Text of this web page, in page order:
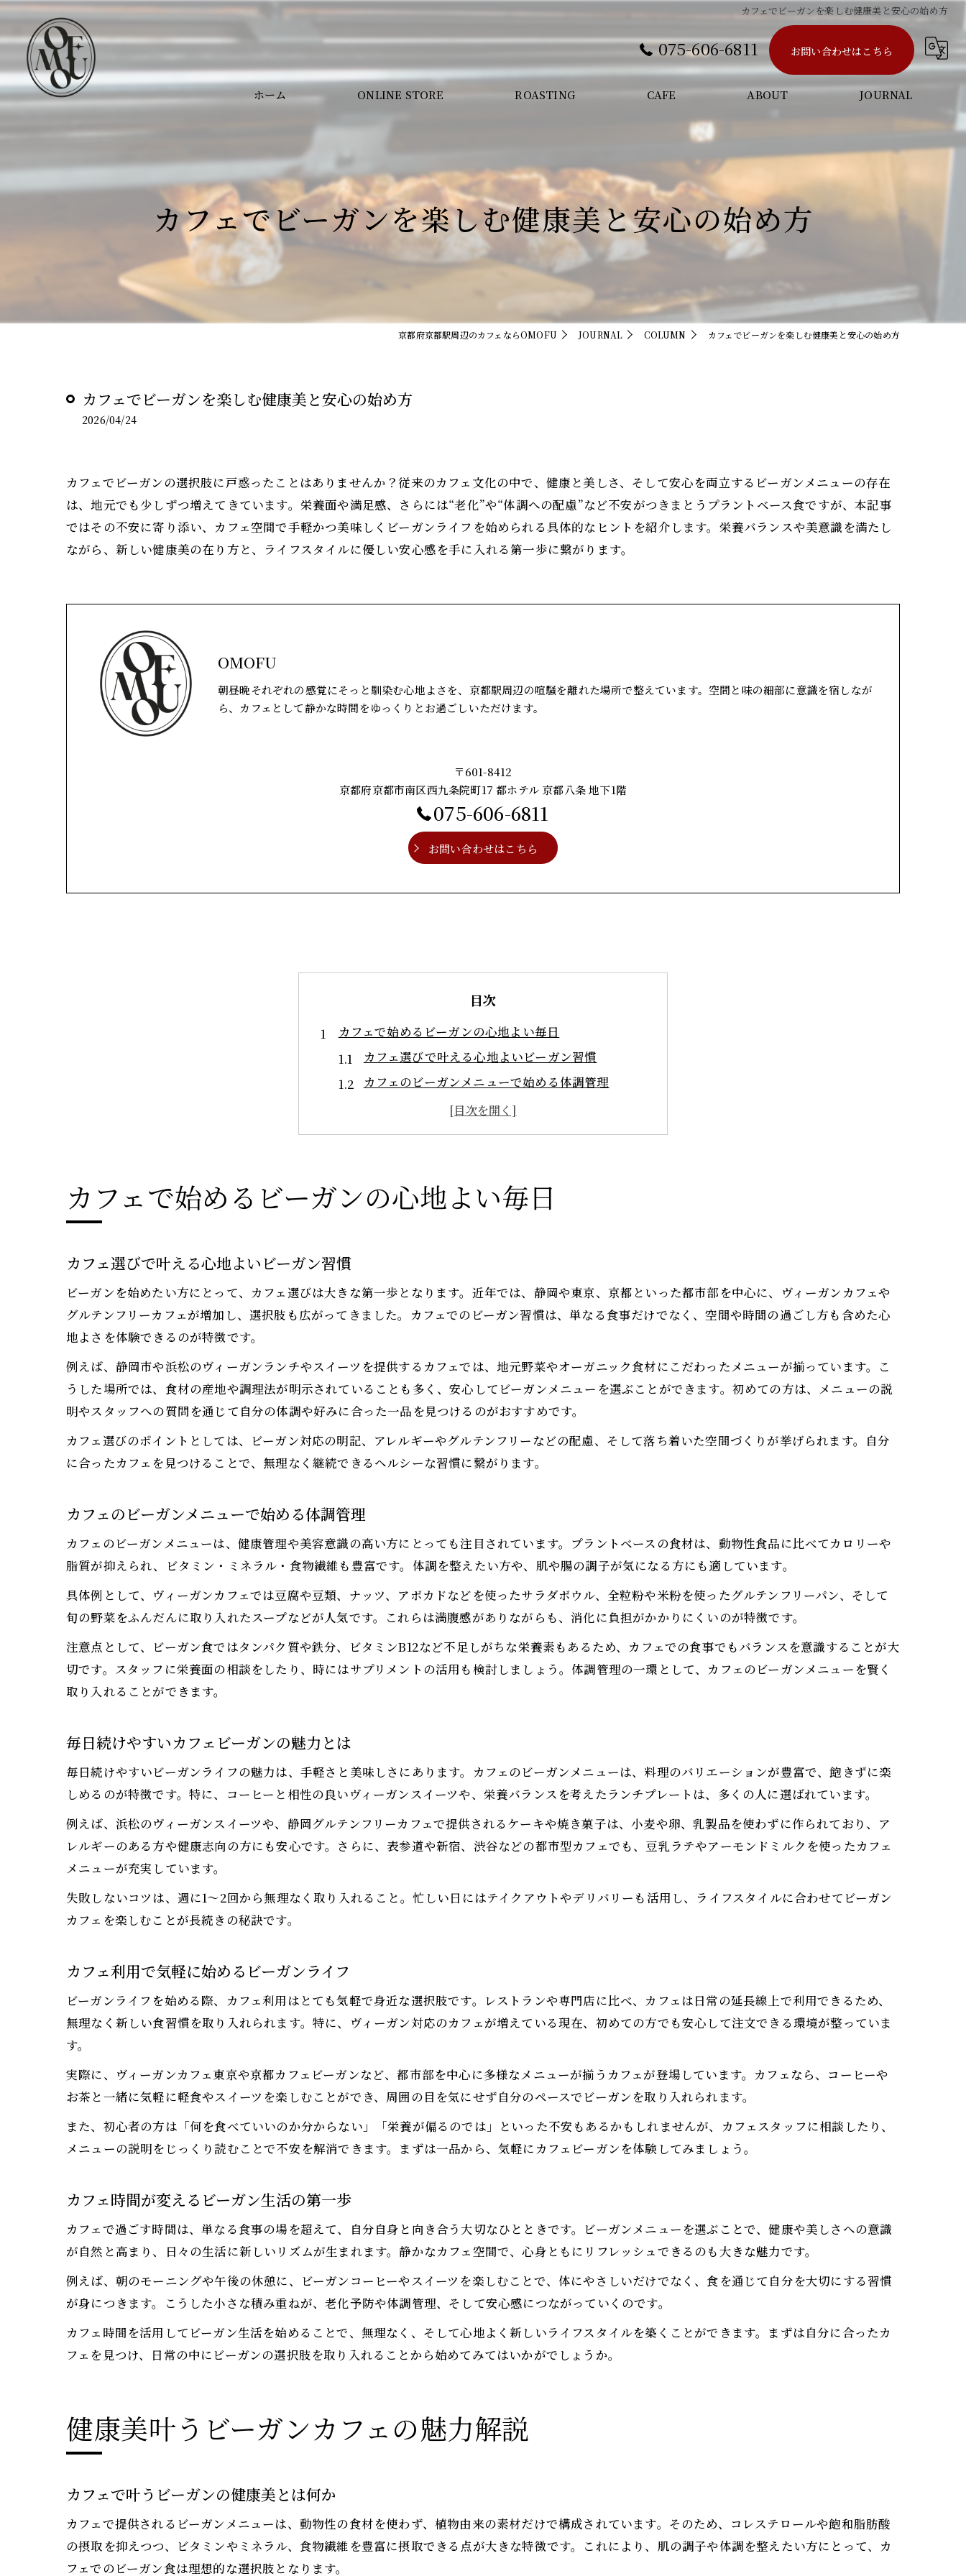
カフェでビーガンを楽しむ健康美と安心の始め方
075-606-6811 お問い合わせはこちら
ホーム ONLINE STORE ROASTING CAFE ABOUT
アクセス
JOURNAL
GALLERY
カフェでビーガンを楽しむ健康美と安心の始め方
京都府京都駅周辺のカフェならOMOFU JOURNAL COLUMN カフェでビーガンを楽しむ健康美と安心の始め方
カフェでビーガンを楽しむ健康美と安心の始め方
2026/04/24
カフェでビーガンの選択肢に戸惑ったことはありませんか？従来のカフェ文化の中で、健康と美しさ、そして安心を両立するビーガンメニューの存在
は、地元でも少しずつ増えてきています。栄養面や満足感、さらには“老化”や“体調への配慮”など不安がつきまとうプラントベース食ですが、本記事
ではその不安に寄り添い、カフェ空間で手軽かつ美味しくビーガンライフを始められる具体的なヒントを紹介します。栄養バランスや美意識を満たし
ながら、新しい健康美の在り方と、ライフスタイルに優しい安心感を手に入れる第一歩に繋がります。
OMOFU
朝昼晩それぞれの感覚にそっと馴染む心地よさを、京都駅周辺の喧騒を離れた場所で整えています。空間と味の細部に意識を宿しなが
ら、カフェとして静かな時間をゆっくりとお過ごしいただけます。
〒601-8412
京都府京都市南区西九条院町17 都ホテル 京都八条 地下1階
075-606-6811
お問い合わせはこちら
目次
カフェで始めるビーガンの心地よい毎日
カフェ選びで叶える心地よいビーガン習慣
カフェのビーガンメニューで始める体調管理
毎日続けやすいカフェビーガンの魅力とは
カフェ利用で気軽に始めるビーガンライフ
健康美叶うビーガンカフェの魅力解説
カフェで叶うビーガンの健康美とは何か
カフェで楽しむビーガンが健康美を支える理由
カフェを活用した健康美意識の高め方
カフェ空間が広げるビーガンライフの可能性
カフェのビーガン体験で日常がどう変わるか
カフェ利用でライフスタイルに無理なくビーガン
カフェで叶える自分らしいビーガンの取り入れ方
カフェビーガンで得られる持続可能な日々
カフェで安心できるビーガンメニューの選び方
カフェのビーガン料理で栄養バランスを確保
カフェだからこそ安心して楽しめるビーガン食
カフェで学ぶビーガンの食材選びのコツ
カフェのビーガン食で老ける不安を解消するコツ
ビーガン楽しむコーヒータイムの工夫集
カフェのビーガンコーヒーで広がる味わい体験
カフェで始めるビーガンの心地よい毎日
カフェ選びで叶える心地よいビーガン習慣
ビーガンを始めたい方にとって、カフェ選びは大きな第一歩となります。近年では、静岡や東京、京都といった都市部を中心に、ヴィーガンカフェや
グルテンフリーカフェが増加し、選択肢も広がってきました。カフェでのビーガン習慣は、単なる食事だけでなく、空間や時間の過ごし方も含めた心
地よさを体験できるのが特徴です。
例えば、静岡市や浜松のヴィーガンランチやスイーツを提供するカフェでは、地元野菜やオーガニック食材にこだわったメニューが揃っています。こ
うした場所では、食材の産地や調理法が明示されていることも多く、安心してビーガンメニューを選ぶことができます。初めての方は、メニューの説
明やスタッフへの質問を通じて自分の体調や好みに合った一品を見つけるのがおすすめです。
カフェ選びのポイントとしては、ビーガン対応の明記、アレルギーやグルテンフリーなどの配慮、そして落ち着いた空間づくりが挙げられます。自分
に合ったカフェを見つけることで、無理なく継続できるヘルシーな習慣に繋がります。
カフェのビーガンメニューで始める体調管理
カフェのビーガンメニューは、健康管理や美容意識の高い方にとっても注目されています。プラントベースの食材は、動物性食品に比べてカロリーや
脂質が抑えられ、ビタミン・ミネラル・食物繊維も豊富です。体調を整えたい方や、肌や腸の調子が気になる方にも適しています。
具体例として、ヴィーガンカフェでは豆腐や豆類、ナッツ、アボカドなどを使ったサラダボウル、全粒粉や米粉を使ったグルテンフリーパン、そして
旬の野菜をふんだんに取り入れたスープなどが人気です。これらは満腹感がありながらも、消化に負担がかかりにくいのが特徴です。
注意点として、ビーガン食ではタンパク質や鉄分、ビタミンB12など不足しがちな栄養素もあるため、カフェでの食事でもバランスを意識することが大
切です。スタッフに栄養面の相談をしたり、時にはサプリメントの活用も検討しましょう。体調管理の一環として、カフェのビーガンメニューを賢く
取り入れることができます。
毎日続けやすいカフェビーガンの魅力とは
毎日続けやすいビーガンライフの魅力は、手軽さと美味しさにあります。カフェのビーガンメニューは、料理のバリエーションが豊富で、飽きずに楽
しめるのが特徴です。特に、コーヒーと相性の良いヴィーガンスイーツや、栄養バランスを考えたランチプレートは、多くの人に選ばれています。
例えば、浜松のヴィーガンスイーツや、静岡グルテンフリーカフェで提供されるケーキや焼き菓子は、小麦や卵、乳製品を使わずに作られており、ア
レルギーのある方や健康志向の方にも安心です。さらに、表参道や新宿、渋谷などの都市型カフェでも、豆乳ラテやアーモンドミルクを使ったカフェ
メニューが充実しています。
失敗しないコツは、週に1〜2回から無理なく取り入れること。忙しい日にはテイクアウトやデリバリーも活用し、ライフスタイルに合わせてビーガン
カフェを楽しむことが長続きの秘訣です。
カフェ利用で気軽に始めるビーガンライフ
ビーガンライフを始める際、カフェ利用はとても気軽で身近な選択肢です。レストランや専門店に比べ、カフェは日常の延長線上で利用できるため、
無理なく新しい食習慣を取り入れられます。特に、ヴィーガン対応のカフェが増えている現在、初めての方でも安心して注文できる環境が整っていま
す。
実際に、ヴィーガンカフェ東京や京都カフェビーガンなど、都市部を中心に多様なメニューが揃うカフェが登場しています。カフェなら、コーヒーや
お茶と一緒に気軽に軽食やスイーツを楽しむことができ、周囲の目を気にせず自分のペースでビーガンを取り入れられます。
また、初心者の方は「何を食べていいのか分からない」「栄養が偏るのでは」といった不安もあるかもしれませんが、カフェスタッフに相談したり、
メニューの説明をじっくり読むことで不安を解消できます。まずは一品から、気軽にカフェビーガンを体験してみましょう。
カフェ時間が変えるビーガン生活の第一歩
カフェで過ごす時間は、単なる食事の場を超えて、自分自身と向き合う大切なひとときです。ビーガンメニューを選ぶことで、健康や美しさへの意識
が自然と高まり、日々の生活に新しいリズムが生まれます。静かなカフェ空間で、心身ともにリフレッシュできるのも大きな魅力です。
例えば、朝のモーニングや午後の休憩に、ビーガンコーヒーやスイーツを楽しむことで、体にやさしいだけでなく、食を通じて自分を大切にする習慣
が身につきます。こうした小さな積み重ねが、老化予防や体調管理、そして安心感につながっていくのです。
カフェ時間を活用してビーガン生活を始めることで、無理なく、そして心地よく新しいライフスタイルを築くことができます。まずは自分に合ったカ
フェを見つけ、日常の中にビーガンの選択肢を取り入れることから始めてみてはいかがでしょうか。
健康美叶うビーガンカフェの魅力解説
カフェで叶うビーガンの健康美とは何か
カフェで提供されるビーガンメニューは、動物性の食材を使わず、植物由来の素材だけで構成されています。そのため、コレステロールや飽和脂肪酸
の摂取を抑えつつ、ビタミンやミネラル、食物繊維を豊富に摂取できる点が大きな特徴です。これにより、肌の調子や体調を整えたい方にとって、カ
フェでのビーガン食は理想的な選択肢となります。